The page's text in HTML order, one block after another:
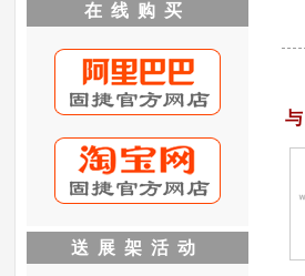
在线购买
送展架活动